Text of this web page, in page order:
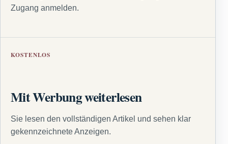
Zugang anmelden.
KOSTENLOS
Mit Werbung weiterlesen
Sie lesen den vollständigen Artikel und sehen klar
gekennzeichnete Anzeigen.